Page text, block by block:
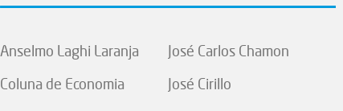
Anselmo Laghi Laranja
Coluna de Economia
José Carlos Chamon
José Cirillo